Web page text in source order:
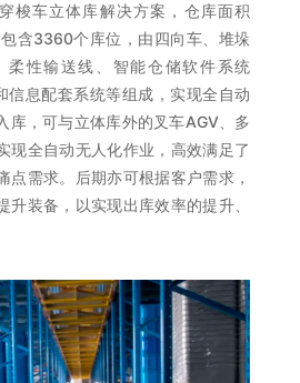
梭车立体库解决方案，仓库面积
含3360个库位，由四向车、堆垛
柔性输送线、智能仓储软件系统
信息配套系统等组成，实现全自动
库，可与立体库外的叉车AGV、多
现全自动无人化作业，高效满足了
点需求。后期亦可根据客户需求，
升装备，以实现出库效率的提升、